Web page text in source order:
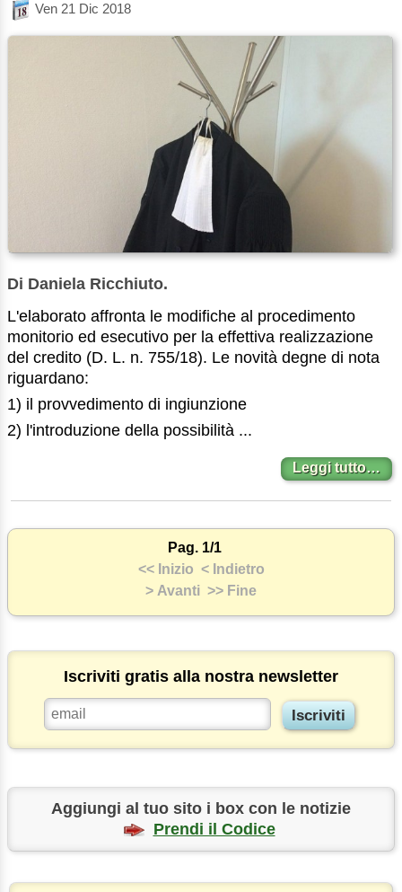
Ven 21 Dic 2018
Di Daniela Ricchiuto.
L'elaborato affronta le modifiche al procedimento
monitorio ed esecutivo per la effettiva realizzazione
del credito (D. L. n. 755/18). Le novità degne di nota
riguardano:
1) il provvedimento di ingiunzione
2) l'introduzione della possibilità ...
Leggi tutto…
Pag. 1/1
<< Inizio < Indietro
> Avanti >> Fine
Iscriviti gratis alla nostra newsletter
Aggiungi al tuo sito i box con le notizie
Prendi il Codice